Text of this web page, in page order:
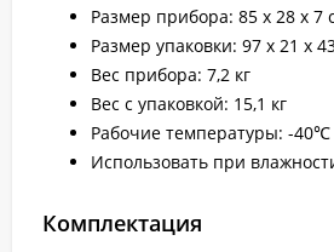
Размер прибора: 85 х 28 х 7
Размер упаковки: 97 х 21 х
Вес прибора: 7,2 кг
Вес с упаковкой: 15,1 кг
Рабочие температуры: -
Использовать при
Комплектация